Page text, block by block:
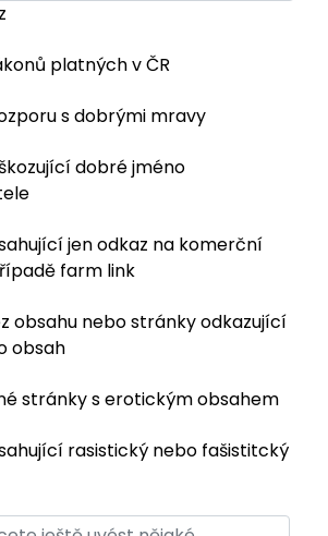
platných v ČR
s dobrými mravy
dobré jméno
jen odkaz na komerční
farm link
obsahu nebo stránky odkazující
obsah
stránky s erotickým obsahem
rasistický nebo fašistitcký